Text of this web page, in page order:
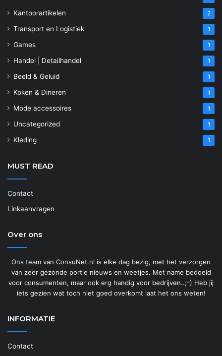
Kantoorartikelen 2
Transport en Logistiek 1
Games 1
Handel | Detailhandel 1
Beeld & Geluid 1
Koken & Dineren 1
Mode accessoires 1
Uncategorized 1
Kleding 1
MUST READ
Contact
Linkaanvragen
Over ons
Ons team van ConsuNet.nl is elke dag bezig, met het verzorgen
van zeer gezonde portie nieuws en weetjes. Met name bedoeld
voor consumenten, maar ook erg handig voor bedrijven..;-) Heb jij
iets gezien wat toch niet goed overkomt laat het ons weten!
INFORMATIE
Contact